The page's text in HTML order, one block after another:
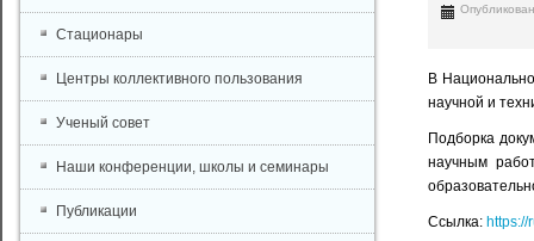
В
научной и
Подборка
научным
Ссылка:
Стационары
Центры коллективного пользования
Ученый совет
Наши конференции, школы и семинары
Публикации